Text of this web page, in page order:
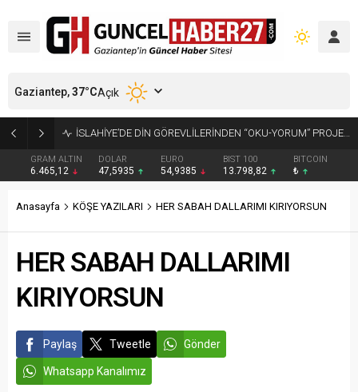
İSLAHİYE’DE DİN GÖREVLİLERİNDEN “OKU-YORUM” PROJESİ
GRAM ALTIN
6.465,12
DOLAR
47,5935
EURO
54,9385
BIST 100
13.798,82
BITCOIN
₺
Gaziantep,37°CAçık
Anasayfa KÖŞE YAZILARI HER SABAH DALLARIMI KIRIYORSUN
HER SABAH DALLARIMI
KIRIYORSUN
Paylaş Tweetle Gönder
Whatsapp Kanalımız